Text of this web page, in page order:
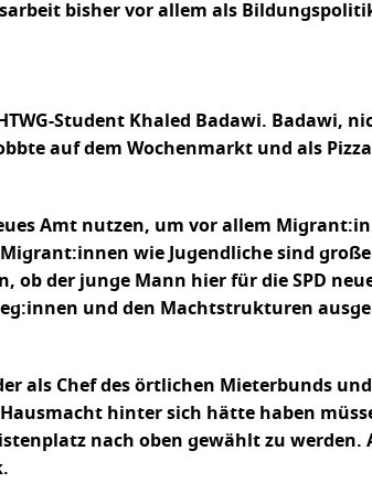
bisher vor allem als
Student Khaled Badawi. Badawi,
auf dem Wochenmarkt und als
Amt nutzen, um vor allem
wie Jugendliche sind
der junge Mann hier für die SPD
und den Machtstrukturen
als Chef des örtlichen Mieterbunds
hinter sich hätte haben
nach oben gewählt zu werden.